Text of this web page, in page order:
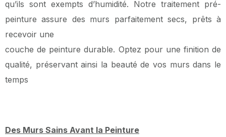
qu’ils sont exempts d’humidité. Notre traitement pré-
peinture assure des murs parfaitement secs, prêts à
recevoir une
couche de peinture durable. Optez pour une finition de
qualité, préservant ainsi la beauté de vos murs dans le
temps
Des Murs Sains Avant la Peinture